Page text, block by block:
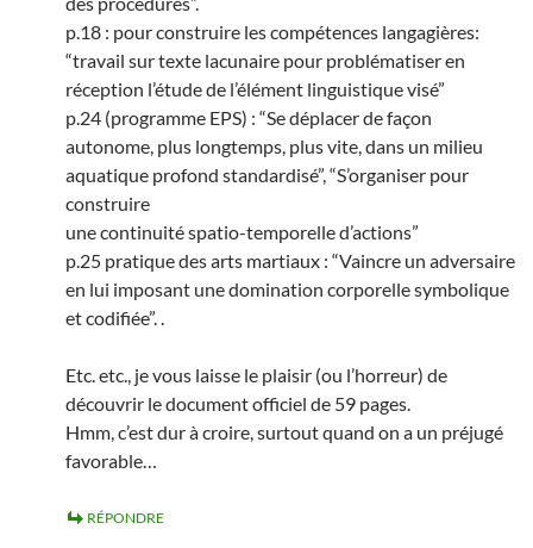
p.18 : pour construire les compétences langagières:
“travail sur texte lacunaire pour problématiser en
réception l’étude de l’élément linguistique visé”
p.24 (programme EPS) : “Se déplacer de façon
autonome, plus longtemps, plus vite, dans un milieu
aquatique profond standardisé”, “S’organiser pour
construire
une continuité spatio-temporelle d’actions”
p.25 pratique des arts martiaux : “Vaincre un adversaire
en lui imposant une domination corporelle symbolique
et codifiée”. .
Etc. etc., je vous laisse le plaisir (ou l’horreur) de
découvrir le document officiel de 59 pages.
Hmm, c’est dur à croire, surtout quand on a un préjugé
favorable…
RÉPONDRE